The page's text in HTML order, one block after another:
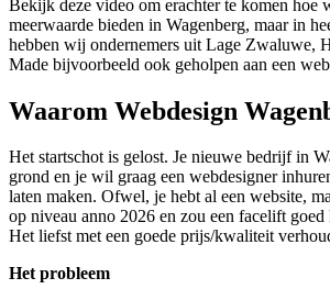
Bekijk deze video om erachter te komen hoe
meerwaarde bieden in Wagenberg, maar in
hebben wij ondernemers uit Lage Zwaluwe,
Made bijvoorbeeld ook geholpen aan een
Waarom Webdesign
Het startschot is gelost. Je nieuwe bedrijf in
grond en je wil graag een webdesigner
laten maken. Ofwel, je hebt al een website,
op niveau anno 2026 en zou een facelift
Het liefst met een goede prijs/kwaliteit
Het probleem